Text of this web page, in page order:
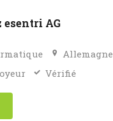
AG
Allemagne
Vérifié